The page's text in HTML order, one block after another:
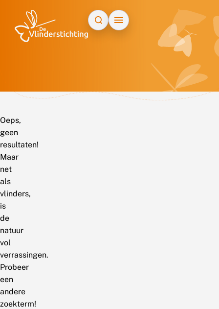
Oeps,
geen
resultaten!
Maar
net
als
vlinders,
is
de
natuur
vol
verrassingen.
Probeer
een
andere
zoekterm!